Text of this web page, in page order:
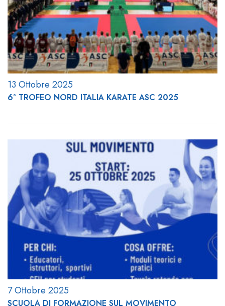
13 Ottobre 2025
6° TROFEO NORD ITALIA KARATE ASC 2025
7 Ottobre 2025
SCUOLA DI FORMAZIONE SUL MOVIMENTO